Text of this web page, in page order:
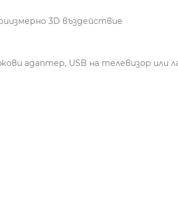
3D въздействие
адаптер, USB на телевизор или